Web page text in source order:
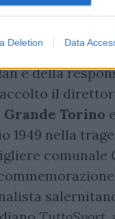
Deletion Data
, nella
e della
il
Grande Torino
1949 nella
comunale